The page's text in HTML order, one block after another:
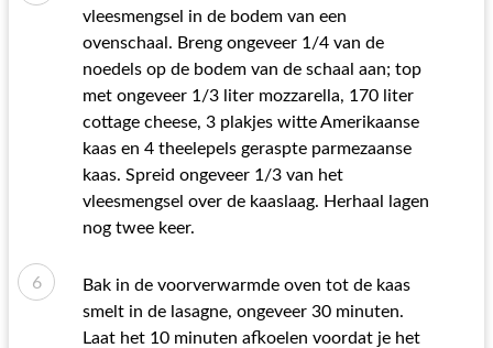
vleesmengsel in de bodem van een
ovenschaal. Breng ongeveer 1/4 van de
noedels op de bodem van de schaal aan; top
met ongeveer 1/3 liter mozzarella, 170 liter
cottage cheese, 3 plakjes witte Amerikaanse
kaas en 4 theelepels geraspte parmezaanse
kaas. Spreid ongeveer 1/3 van het
vleesmengsel over de kaaslaag. Herhaal lagen
nog twee keer.
Bak in de voorverwarmde oven tot de kaas
smelt in de lasagne, ongeveer 30 minuten.
Laat het 10 minuten afkoelen voordat je het